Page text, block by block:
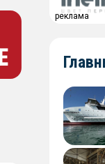
реклама